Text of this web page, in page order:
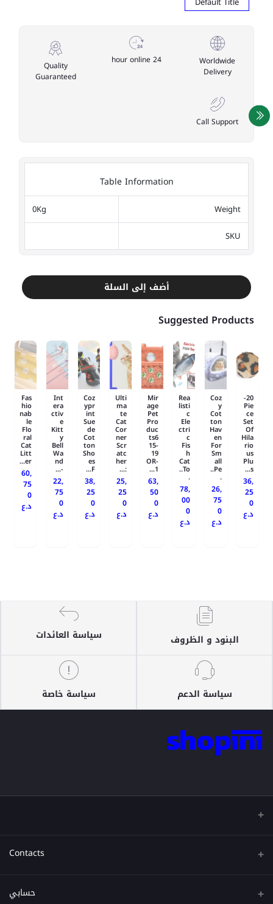
Worldwide
Delivery
24 hour online
Quality
Guaranteed
Call Support
Table Information
Weight
0Kg
SKU
أضف إلى السلة
Suggested Products
20-
Pie
ce
Set
Of
Hila
rio
us
Plu
s...
36,
25
0
د.ع
Coz
y
Cot
ton
Hav
en
For
Sm
all
Pe..
.
26,
75
0
د.ع
Rea
listi
c
Ele
ctri
c
Fis
h
Cat
To..
.
78,
00
0
د.ع
Mir
age
Pet
Pro
duc
ts6
15-
19
OR-
1...
63,
50
0
د.ع
Ulti
ma
te
Cat
Cor
ner
Scr
atc
her
:...
25,
25
0
د.ع
Coz
ypr
int
Sue
de
Cot
ton
Sho
es
F...
38,
25
0
د.ع
Int
era
ctiv
e
Kitt
y
Bell
Wa
nd
-...
22,
75
0
د.ع
Fas
hio
nab
le
Flo
ral
Cat
Litt
er...
60,
75
0
د.ع
البنود و الظروف سياسة العائدات
سياسة الدعم سياسة خاصة
Contacts
عنوان حسابي